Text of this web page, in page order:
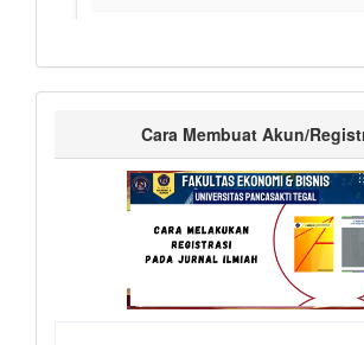
Cara Membuat Akun/